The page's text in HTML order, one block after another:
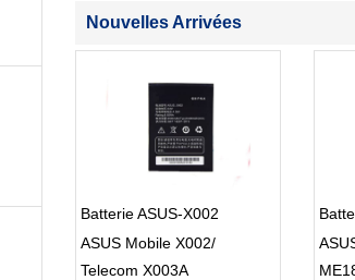
Nouvelles Arrivées
Batterie ASUS-X002
ASUS Mobile X002/
Telecom X003A